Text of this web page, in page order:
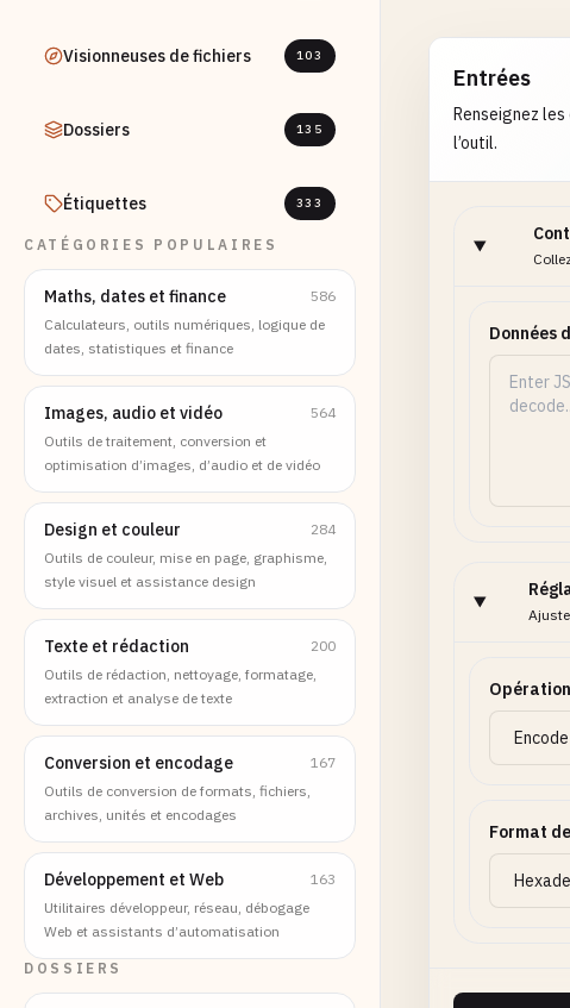
Visionneuses de fichiers 103
Dossiers 135
Étiquettes 333
CATÉGORIES POPULAIRES
Maths, dates et finance
586
Calculateurs, outils numériques, logique de
dates, statistiques et finance
Images, audio et vidéo
564
Outils de traitement, conversion et
optimisation d’images, d’audio et de vidéo
Design et couleur
284
Outils de couleur, mise en page, graphisme,
style visuel et assistance design
Texte et rédaction
200
Outils de rédaction, nettoyage, formatage,
extraction et analyse de texte
Conversion et encodage
167
Outils de conversion de formats, fichiers,
archives, unités et encodages
Développement et Web
163
Utilitaires développeur, réseau, débogage
Web et assistants d’automatisation
DOSSIERS
Entrées
Renseignez
l’outil.
Données
Opération
Format